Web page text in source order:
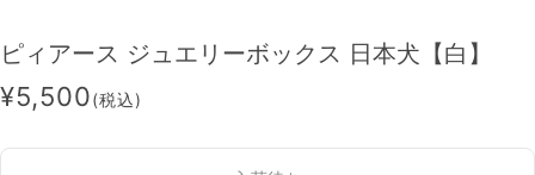
ピィアース ジュエリーボックス 日本犬【白】
¥5,500(税込)